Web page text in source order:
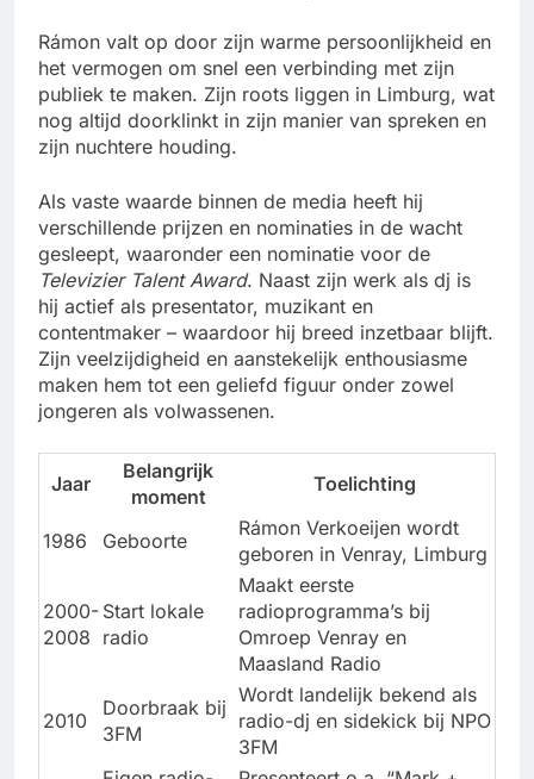
Rámon valt op door zijn warme persoonlijkheid en
het vermogen om snel een verbinding met zijn
publiek te maken. Zijn roots liggen in Limburg, wat
nog altijd doorklinkt in zijn manier van spreken en
zijn nuchtere houding.
Als vaste waarde binnen de media heeft hij
verschillende prijzen en nominaties in de wacht
gesleept, waaronder een nominatie voor de
Televizier Talent Award. Naast zijn werk als dj is
hij actief als presentator, muzikant en
contentmaker – waardoor hij breed inzetbaar blijft.
Zijn veelzijdigheid en aanstekelijk enthousiasme
maken hem tot een geliefd figuur onder zowel
jongeren als volwassenen.
Jaar
Belangrijk
moment
Toelichting
1986 Geboorte
Rámon Verkoeijen wordt
geboren in Venray, Limburg
2000-
2008
Start lokale
radio
Maakt eerste
radioprogramma’s bij
Omroep Venray en
Maasland Radio
2010
Doorbraak bij
3FM
Wordt landelijk bekend als
radio-dj en sidekick bij NPO
3FM